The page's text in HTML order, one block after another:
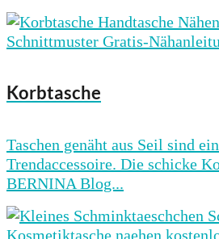
Korbtasche
Taschen genäht aus Seil sind
Trendaccessoire. Die schicke
BERNINA Blog...